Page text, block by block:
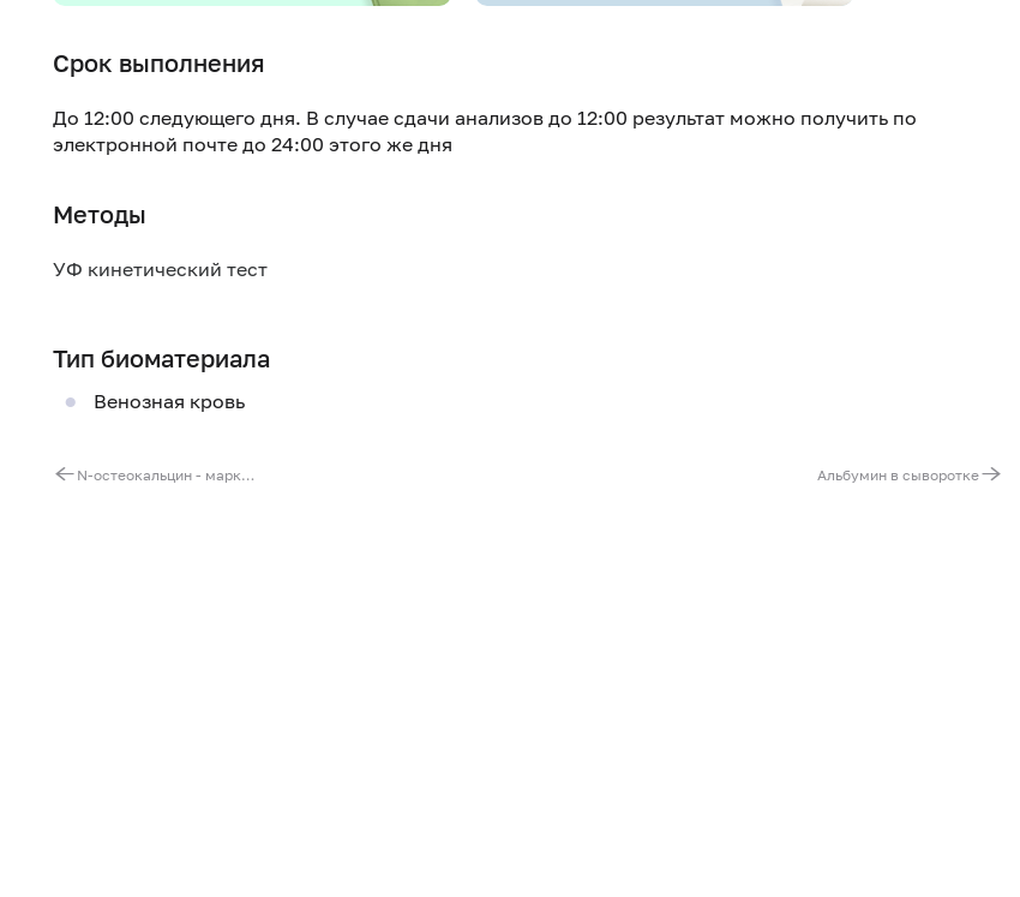
Срок выполнения
До 12:00 следующего дня. В случае сдачи анализов до 12:00 результат можно получить по
электронной почте до 24:00 этого же дня
Методы
УФ кинетический тест
Тип биоматериала
Венозная кровь
N-остеокальцин - маркер костного ремоделирования Альбумин в сыворотке